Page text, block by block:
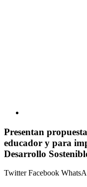
Presentan
educador y para
Desarrollo
TwitterFacebook